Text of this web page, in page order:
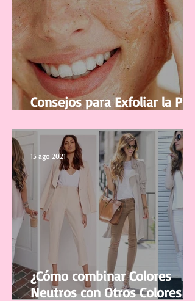
Consejos para Exfoliar la Piel
¿Cómo combinar Colores
Neutros con Otros Colores en
15 ago 2021